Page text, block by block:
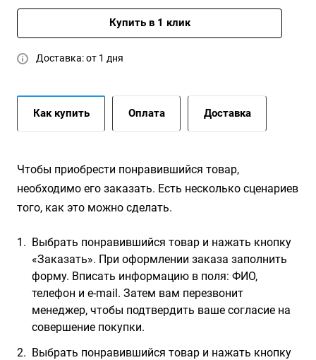
Купить в 1 клик
Доставка: от 1 дня
Как купить Оплата Доставка
Чтобы приобрести понравившийся товар,
необходимо его заказать. Есть несколько сценариев
того, как это можно сделать.
Выбрать понравившийся товар и нажать кнопку
«Заказать». При оформлении заказа заполнить
форму. Вписать информацию в поля: ФИО,
телефон и e-mail. Затем вам перезвонит
менеджер, чтобы подтвердить ваше согласие на
совершение покупки.
Выбрать понравившийся товар и нажать кнопку